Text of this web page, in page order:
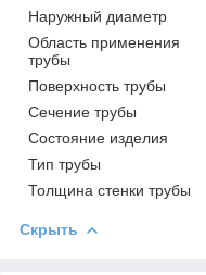
Наружный диаметр
Область применения
трубы
Поверхность трубы
Сечение трубы
Состояние изделия
Тип трубы
Толщина стенки трубы
Скрыть